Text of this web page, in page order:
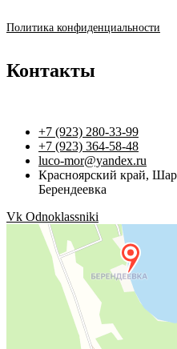
Политика конфиденциальности
Контакты
+7 (923) 280-33-99
+7 (923) 364-58-48
luco-mor@yandex.ru
Красноярский край,
Берендеевка
Vk Odnoklassniki